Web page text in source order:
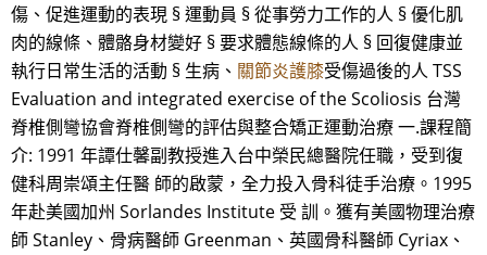
傷、促進運動的表現 § 運動員 § 從事勞力工作的人 § 優化肌
肉的線條、體骼身材變好 § 要求體態線條的人 § 回復健康並
執行日常生活的活動 § 生病、 關節炎護膝受傷過後的人 TSS
Evaluation and integrated exercise of the Scoliosis 台灣
脊椎側彎協會脊椎側彎的評估與整合矯正運動治療 一.課程簡
介: 1991 年譚仕馨副教授進入台中榮民總醫院任職，受到復
健科周崇頌主任醫 師的啟蒙，全力投入骨科徒手治療。1995
年赴美國加州 Sorlandes Institute 受 訓。獲有美國物理治療
師 Stanley、骨病醫師 Greenman、英國骨科醫師 Cyriax、